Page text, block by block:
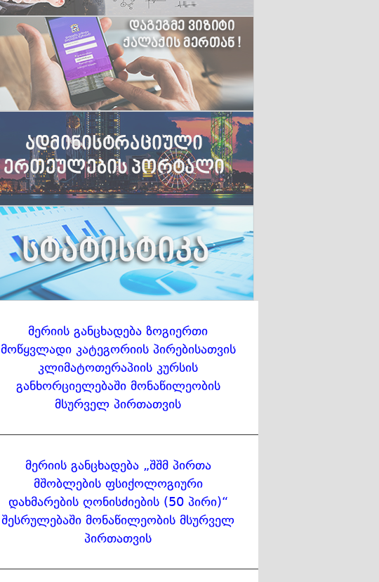
მერიის განცხადება ზოგიერთი
მოწყვლადი კატეგორიის პირებისათვის
კლიმატოთერაპიის კურსის
განხორციელებაში მონაწილეობის
მსურველ პირთათვის
მერიის განცხადება „შშმ პირთა
მშობლების ფსიქოლოგიური
დახმარების ღონისძიების (50 პირი)“
შესრულებაში მონაწილეობის მსურველ
პირთათვის